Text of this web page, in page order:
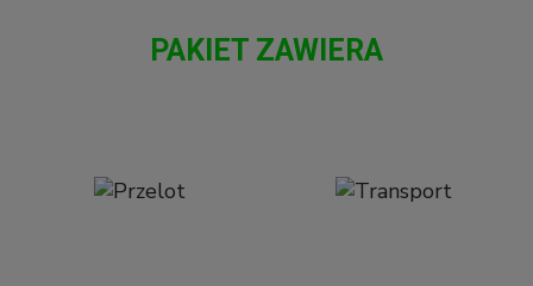
PAKIET ZAWIERA